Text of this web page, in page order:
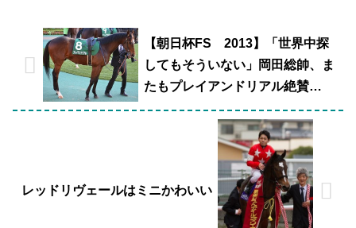
【朝日杯FS 2013】「世界中探
してもそういない」岡田総帥、ま
たもプレイアンドリアル絶賛
wwww
レッドリヴェールはミニかわいい